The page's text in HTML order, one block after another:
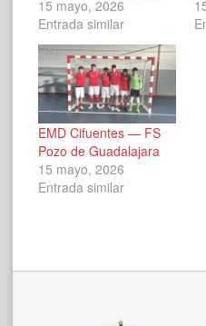
15 mayo, 2026
Entrada similar
EMD Cifuentes — FS
Pozo de Guadalajara
15 mayo, 2026
Entrada similar